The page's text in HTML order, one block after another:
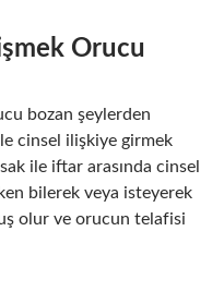
Orucu
bozan şeylerden
cinsel ilişkiye girmek
ile iftar arasında cinsel
bilerek veya isteyerek
olur ve orucun telafisi